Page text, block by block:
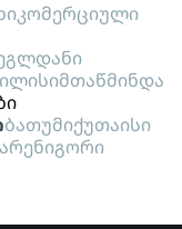
კომერციული
გლდანი
მთაწმინდა
ბათუმიქუთაისი
გორი